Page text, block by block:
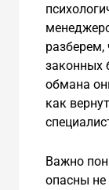
разберем,
законных
обмана
как
Важно
опасны не